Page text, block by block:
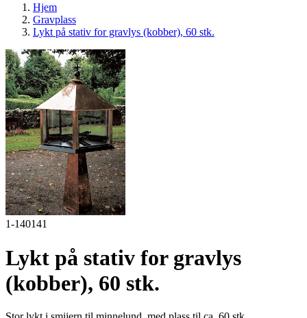
Hjem
Gravplass
Lykt på stativ for gravlys (kobber), 60 stk.
1-140141
Lykt på stativ for gravlys
(kobber), 60 stk.